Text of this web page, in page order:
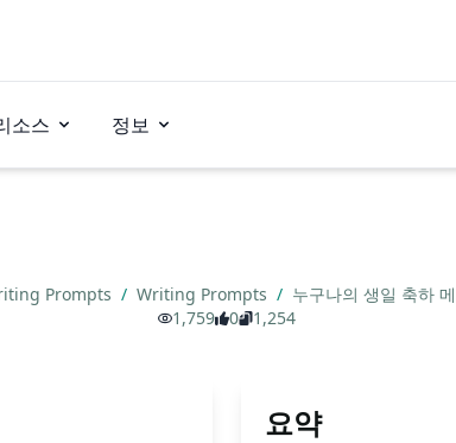
소스 정보
Prompts / Writing Prompts / 누구나의 생일 축하
1,759
0 1,254
요약